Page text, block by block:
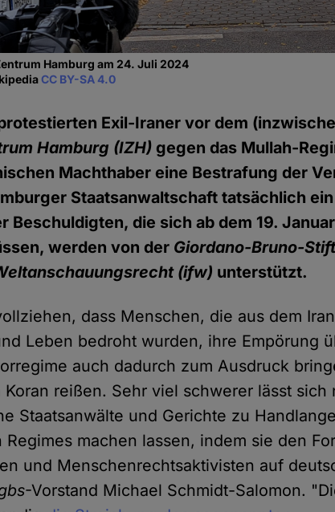
Hamburg am 24. Juli 2024
CC BY-SA 4.0
Exil-Iraner vor dem
Hamburg (IZH) gegen das Mullah-
Machthaber eine Bestrafung der
Staatsanwaltschaft tatsächlich
Beschuldigten, die sich ab dem 19.
werden von der Giordano-Bruno-
(ifw) unterstützt.
dass Menschen, die aus dem
Leben bedroht wurden, ihre Empörung
auch dadurch zum Ausdruck
Koran reißen. Sehr viel schwerer lässt sich
Staatsanwälte und Gerichte zu
machen lassen, indem sie den
und Menschenrechtsaktivisten auf
-Vorstand Michael Schmidt-Salomon.